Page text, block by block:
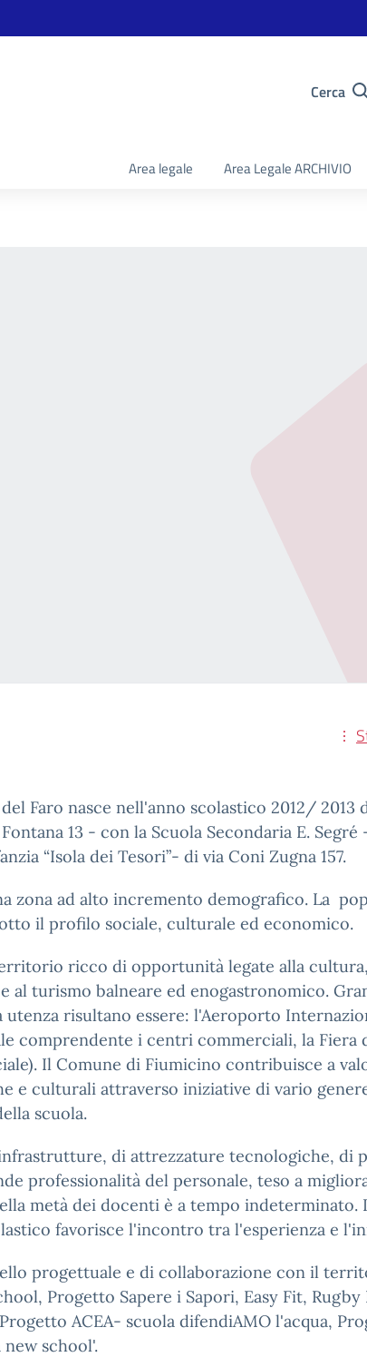
Cerca
Area legale Area Legale ARCHIVIO
Faro nasce nell'anno scolastico 2012/ 2013
13 - con la Scuola Secondaria E. Segré
“Isola dei Tesori”- di via Coni Zugna 157.
zona ad alto incremento demografico. La
il profilo sociale, culturale ed economico.
ricco di opportunità legate alla cultura,
al turismo balneare ed enogastronomico.
risultano essere: l'Aeroporto
comprendente i centri commerciali, la Fiera
Il Comune di Fiumicino contribuisce a
e culturali attraverso iniziative di vario
scuola.
di attrezzature tecnologiche, di
professionalità del personale, teso a
metà dei docenti è a tempo indeterminato.
favorisce l'incontro tra l'esperienza e
progettuale e di collaborazione con il
Progetto Sapere i Sapori, Easy Fit, Rugby
ACEA- scuola difendiAMO l'acqua,
school'.